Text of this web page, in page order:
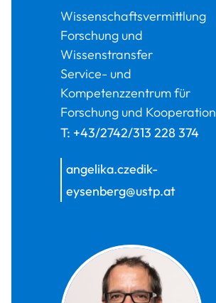
Wissenschaftsvermittlung
Forschung und
Wissenstransfer
Service- und
Kompetenzzentrum für
Forschung und Kooperation
T: +43/2742/313 228 374
angelika.czedik-
eysenberg@ustp.at